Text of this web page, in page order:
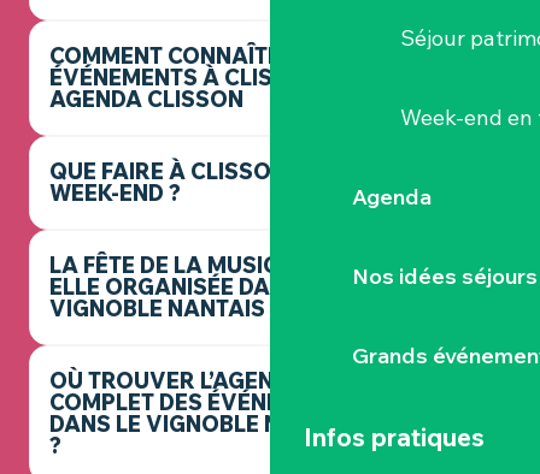
Séjour
Week-end
Agenda
Nos idées séjours
Grands
Infos pratiques
COMMENT CONNAÎTRE LES
ÉVÉNEMENTS À CLISSON ? -
AGENDA CLISSON
QUE FAIRE À CLISSON CE
WEEK-END ?
LA FÊTE DE LA MUSIQUE EST-
ELLE ORGANISÉE DANS LE
VIGNOBLE NANTAIS ?
OÙ TROUVER L’AGENDA
COMPLET DES ÉVÉNEMENTS
DANS LE VIGNOBLE NANTAIS
?